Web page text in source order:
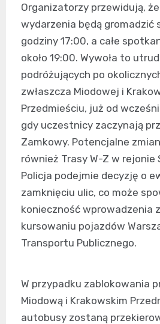
Organizatorzy przewidują,
wydarzenia będą gromadzić
godziny 17:00, a całe
około 19:00. Wywoła to
podróżujących po
zwłaszcza Miodowej i
Przedmieściu, już od
gdy uczestnicy zaczynają
Zamkowy. Potencjalne
również Trasy W-Z w rejonie
Policja podejmie decyzję o
zamknięciu ulic, co może
konieczność wprowadzenia
kursowaniu pojazdów
Transportu Publicznego.
W przypadku zablokowania
Miodową i Krakowskim
autobusy zostaną